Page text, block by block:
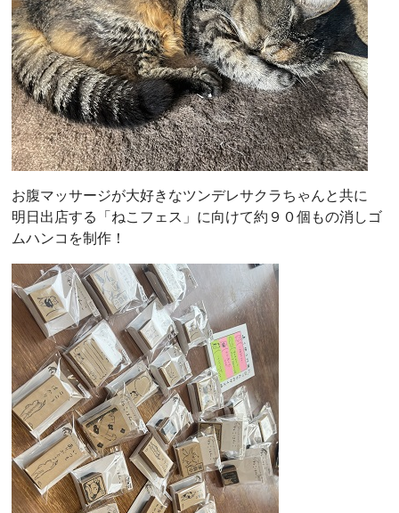
お腹マッサージが大好きなツンデレサクラちゃんと共に
明日出店する「ねこフェス」に向けて約９０個もの消しゴ
ムハンコを制作！